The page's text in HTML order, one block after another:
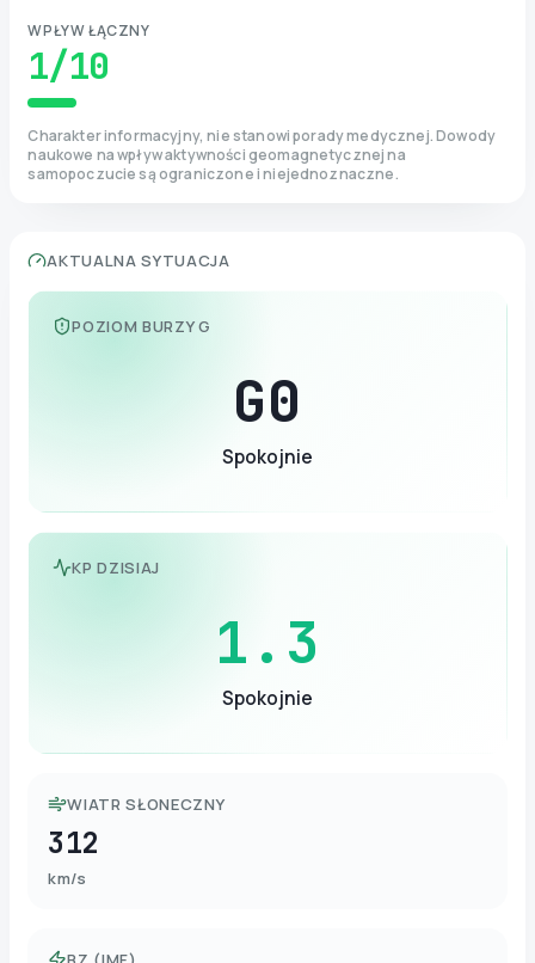
WPŁYW ŁĄCZNY
1/10
Charakter informacyjny, nie stanowi porady medycznej. Dowody
naukowe na wpływ aktywności geomagnetycznej na
samopoczucie są ograniczone i niejednoznaczne.
AKTUALNA SYTUACJA
POZIOM BURZY G
G0
Spokojnie
KP DZISIAJ
1.3
Spokojnie
WIATR SŁONECZNY
312
km/s